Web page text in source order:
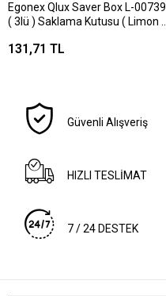
Egonex Qlux Saver Box L-00739
( 3lü ) Saklama Kutusu ( Limon &
Plastik) (fileli Ambalaj)*24
131,71 TL
Güvenli Alışveriş
HIZLI TESLİMAT
7 / 24 DESTEK